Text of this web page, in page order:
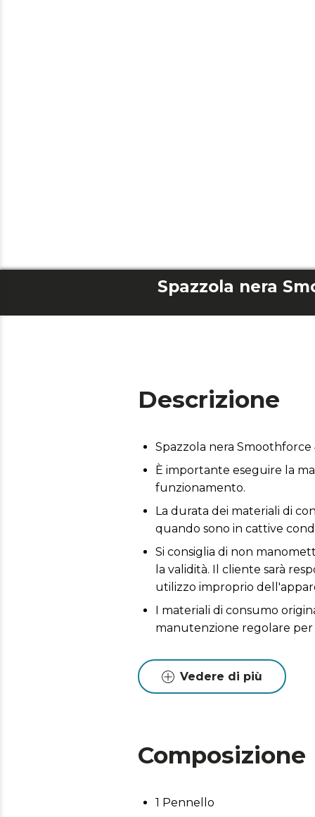
Descrizione
Spazzola nera
È importante eseguire la
funzionamento.
La durata dei materiali di
quando sono in cattive
Si consiglia di non
la validità. Il cliente sarà
utilizzo improprio
I materiali di consumo
manutenzione regolare
Vedere di più
Composizione
1 Pennello